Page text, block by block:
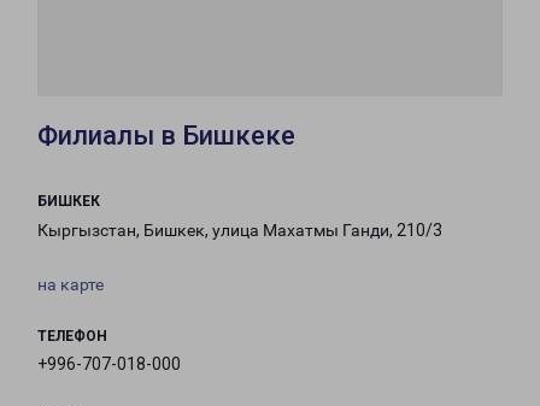
Филиалы в Бишкеке
БИШКЕК
Кыргызстан, Бишкек, улица Махатмы Ганди, 210/3
на карте
ТЕЛЕФОН
+996-707-018-000